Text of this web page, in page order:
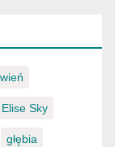
Elise Sky
głębia